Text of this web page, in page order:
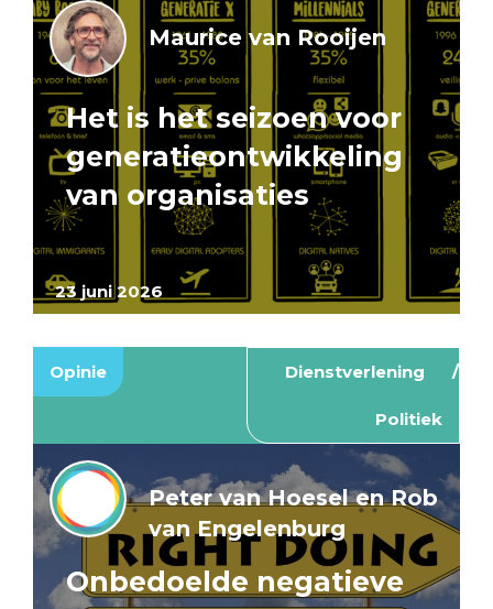
23 juni 2026
Maurice van Rooijen
Het is het seizoen voor
generatieontwikkeling
van organisaties
Opinie Dienstverlening
Politiek
Peter van Hoesel en Rob
van Engelenburg
Onbedoelde negatieve